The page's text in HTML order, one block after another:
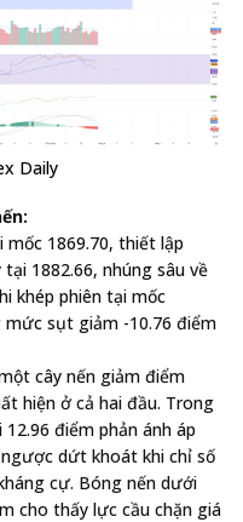
Daily
1869.70, thiết lập
1882.66, nhúng sâu về
khép phiên tại mốc
sụt giảm -10.76 điểm
cây nến giảm điểm
hiện ở cả hai đầu. Trong
điểm phản ánh áp
dứt khoát khi chỉ số
cự. Bóng nến dưới
cho thấy lực cầu chặn giá